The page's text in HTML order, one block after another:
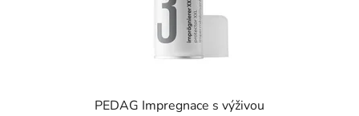
PEDAG Impregnace s výživou